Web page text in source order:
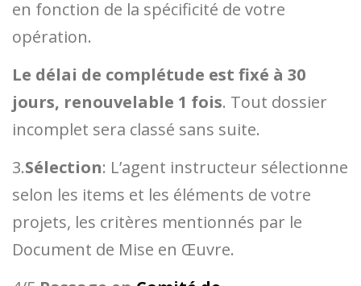
en fonction de la spécificité de votre
opération.
Le délai de complétude est fixé à 30
jours, renouvelable 1 fois. Tout dossier
incomplet sera classé sans suite.
3.Sélection: L’agent instructeur sélectionne
selon les items et les éléments de votre
projets, les critères mentionnés par le
Document de Mise en Œuvre.